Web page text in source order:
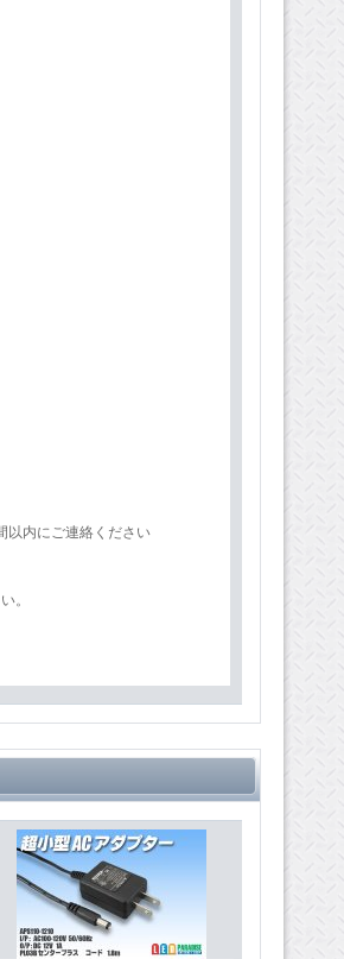
以内にご連絡ください
。